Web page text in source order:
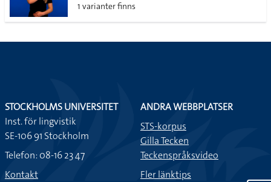
1 varianter finns
STOCKHOLMS UNIVERSITET
Inst. för lingvistik
SE-106 91 Stockholm
Telefon: 08-16 23 47
Kontakt
ANDRA WEBBPLATSER
STS-korpus
Gilla Tecken
Teckenspråksvideo
Fler länktips